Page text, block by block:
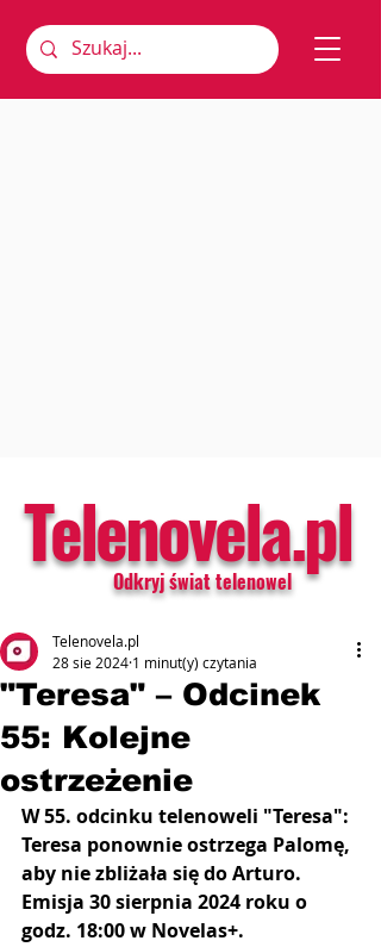
Telenovela.pl
Odkryj świat telenowel
"Teresa" – Odcinek
55: Kolejne
ostrzeżenie
Telenovela.pl
28 sie 2024 1 minut(y) czytania
W 55. odcinku telenoweli "Teresa":
Teresa ponownie ostrzega Palomę,
aby nie zbliżała się do Arturo.
Emisja 30 sierpnia 2024 roku o
godz. 18:00 w Novelas+.